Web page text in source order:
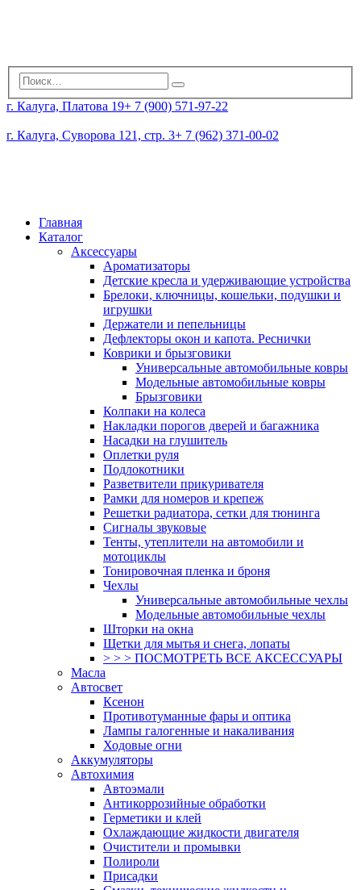
г. Калуга, Платова 19+ 7 (900) 571-97-22
г. Калуга, Суворова 121, стр. 3+ 7 (962) 371-00-02
Главная
Каталог
Аксессуары
Ароматизаторы
Детские кресла и удерживающие устройства
Брелоки, ключницы, кошельки, подушки и
игрушки
Держатели и пепельницы
Дефлекторы окон и капота. Реснички
Коврики и брызговики
Универсальные автомобильные ковры
Модельные автомобильные ковры
Брызговики
Колпаки на колеса
Накладки порогов дверей и багажника
Насадки на глушитель
Оплетки руля
Подлокотники
Разветвители прикуривателя
Рамки для номеров и крепеж
Решетки радиатора, сетки для тюнинга
Сигналы звуковые
Тенты, утеплители на автомобили и
мотоциклы
Тонировочная пленка и броня
Чехлы
Универсальные автомобильные чехлы
Модельные автомобильные чехлы
Шторки на окна
Щетки для мытья и снега, лопаты
> > > ПОСМОТРЕТЬ ВСЕ АКСЕССУАРЫ
Масла
Автосвет
Ксенон
Противотуманные фары и оптика
Лампы галогенные и накаливания
Ходовые огни
Аккумуляторы
Автохимия
Автоэмали
Антикоррозийные обработки
Герметики и клей
Охлаждающие жидкости двигателя
Очистители и промывки
Полироли
Присадки